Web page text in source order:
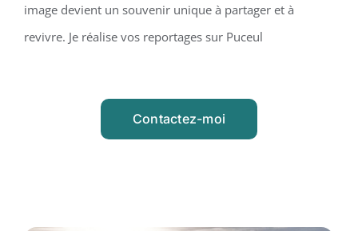
image devient un souvenir unique à partager et à
revivre. Je réalise vos reportages sur Puceul
Contactez-moi